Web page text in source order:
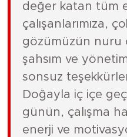
değer katan tüm
çalışanlarımıza,
gözümüzün nuru
şahsım ve
sonsuz
Doğayla iç içe
günün, çalışma
enerji ve